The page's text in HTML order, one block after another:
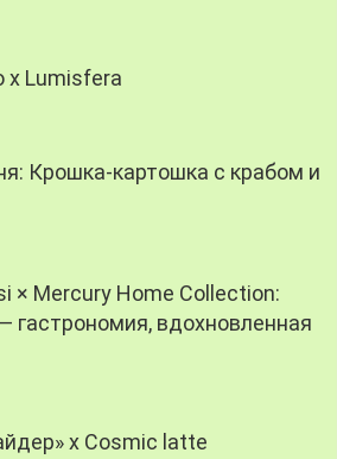
x Lumisfera
Крошка-картошка с крабом и
× Mercury Home Collection:
гастрономия, вдохновленная
х Cosmic latte